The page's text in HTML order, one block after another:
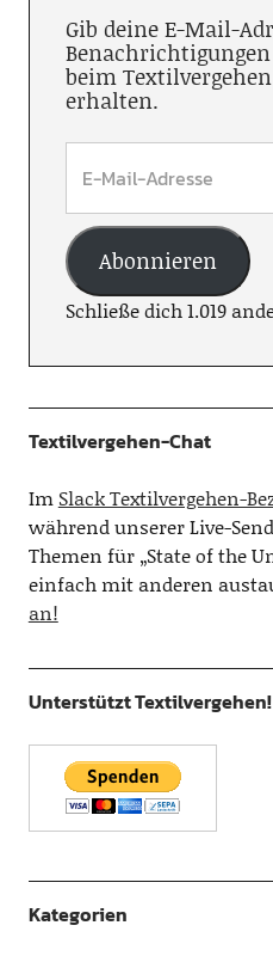
Gib deine E-Mail-
beim
erhalten.
Abonnieren
Schließe dich 1.019
Textilvergehen-Chat
Im Slack Textilvergehen-
während unserer Live-
Themen für „State of the
einfach mit anderen
an!
Unterstützt Textilvergehen!
Kategorien